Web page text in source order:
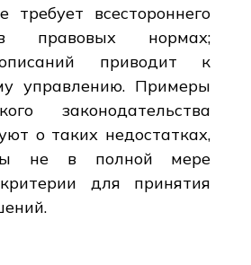
требует всестороннего
правовых нормах;
приводит к
управлению. Примеры
законодательства
о таких недостатках,
не в полной мере
для принятия